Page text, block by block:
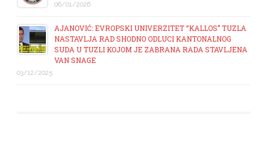
06/01/2026
AJANOVIĆ: EVROPSKI UNIVERZITET “KALLOS” TUZLA
NASTAVLJA RAD SHODNO ODLUCI KANTONALNOG
SUDA U TUZLI KOJOM JE ZABRANA RADA STAVLJENA
VAN SNAGE
03/12/2025